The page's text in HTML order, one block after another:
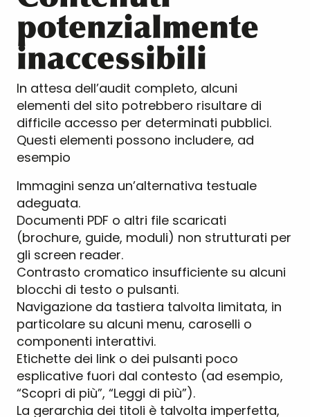
potenzialmente
inaccessibili
In attesa dell’audit completo, alcuni
elementi del sito potrebbero risultare di
difficile accesso per determinati pubblici.
Questi elementi possono includere, ad
esempio
Immagini senza un’alternativa testuale
adeguata.
Documenti PDF o altri file scaricati
(brochure, guide, moduli) non strutturati per
gli screen reader.
Contrasto cromatico insufficiente su alcuni
blocchi di testo o pulsanti.
Navigazione da tastiera talvolta limitata, in
particolare su alcuni menu, caroselli o
componenti interattivi.
Etichette dei link o dei pulsanti poco
esplicative fuori dal contesto (ad esempio,
“Scopri di più”, “Leggi di più”).
La gerarchia dei titoli è talvolta imperfetta,